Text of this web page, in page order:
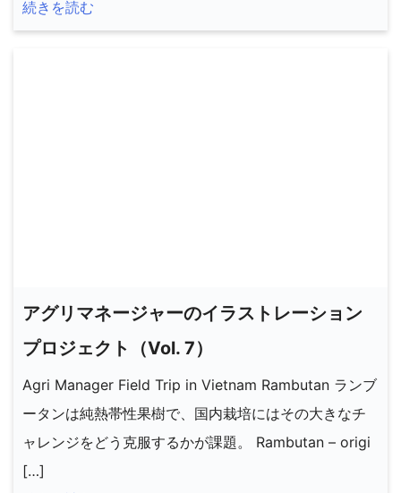
続きを読む
アグリマネージャーのイラストレーション
プロジェクト（Vol. 7）
Agri Manager Field Trip in Vietnam Rambutan ランブ
ータンは純熱帯性果樹で、国内栽培にはその大きなチ
ャレンジをどう克服するかが課題。 Rambutan – origi
[…]